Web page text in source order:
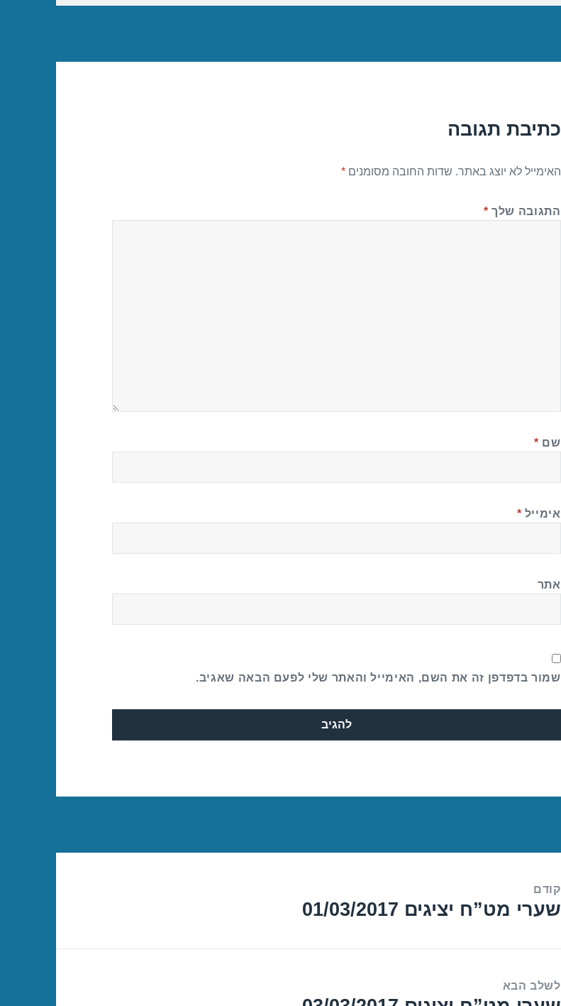
כתיבת תגובה
האימייל לא יוצג באתר. שדות החובה מסומנים*
התגובה שלך *
שם *
אימייל *
אתר
שמור בדפדפן זה את השם, האימייל והאתר שלי לפעם הבאה שאגיב.
קודם
הפוסט
שערי מט”ח יציגים 01/03/2017
לשלב הבא